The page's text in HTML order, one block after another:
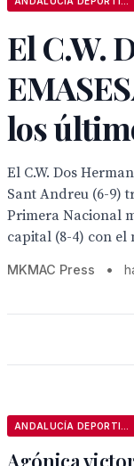
El C.W.
los
El C.W. Dos
Sant Andreu (6-9)
Primera Nacional
capital (8-4) con el
MKMAC Press •
Agónica